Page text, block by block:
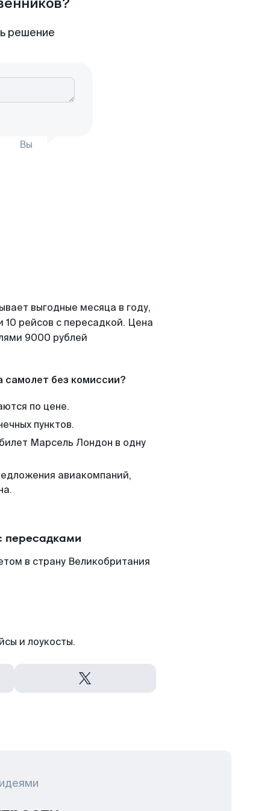
решение
Вы
выгодные месяца в году,
рейсов с пересадкой. Цена
9000 рублей
самолет без комиссии?
по цене.
пунктов.
Марсель Лондон в одну
авиакомпаний,
пересадками
в страну Великобритания
и лоукосты.